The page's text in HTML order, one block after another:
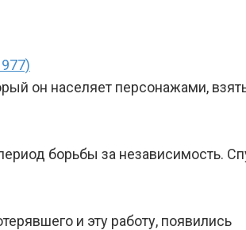
он населяет персонажами,
борьбы за независимость.
и эту работу, появились